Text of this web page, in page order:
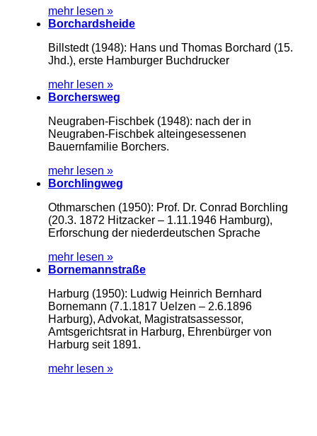
mehr lesen »
Borchardsheide
Billstedt (1948): Hans und Thomas Borchard (15.
Jhd.), erste Hamburger Buchdrucker
mehr lesen »
Borchersweg
Neugraben-Fischbek (1948): nach der in
Neugraben-Fischbek alteingesessenen
Bauernfamilie Borchers.
mehr lesen »
Borchlingweg
Othmarschen (1950): Prof. Dr. Conrad Borchling
(20.3. 1872 Hitzacker – 1.11.1946 Hamburg),
Erforschung der niederdeutschen Sprache
mehr lesen »
Bornemannstraße
Harburg (1950): Ludwig Heinrich Bernhard
Bornemann (7.1.1817 Uelzen – 2.6.1896
Harburg), Advokat, Magistratsassessor,
Amtsgerichtsrat in Harburg, Ehrenbürger von
Harburg seit 1891.
mehr lesen »